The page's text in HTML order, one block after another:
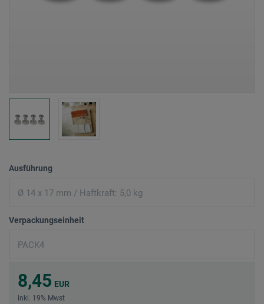
Ausführung
Verpackungseinheit
8,45 EUR
inkl. 19% Mwst